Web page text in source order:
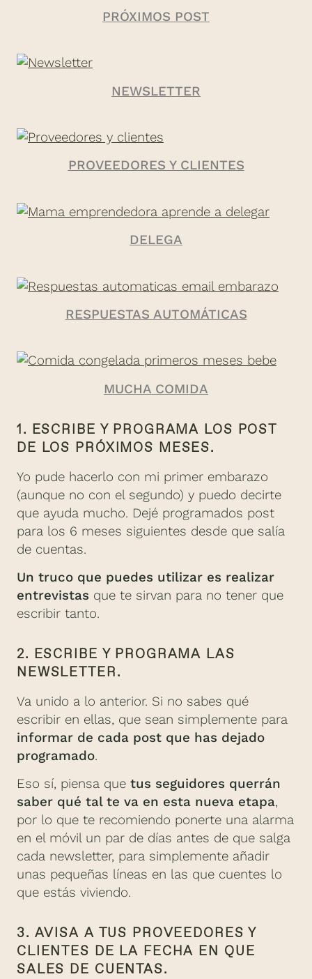
PRÓXIMOS POST
NEWSLETTER
PROVEEDORES Y CLIENTES
DELEGA
RESPUESTAS AUTOMÁTICAS
MUCHA COMIDA
1. ESCRIBE Y PROGRAMA LOS POST
DE LOS PRÓXIMOS MESES.
Yo pude hacerlo con mi primer embarazo
(aunque no con el segundo) y puedo decirte
que ayuda mucho. Dejé programados post
para los 6 meses siguientes desde que salía
de cuentas.
Un truco que puedes utilizar es realizar
entrevistas que te sirvan para no tener que
escribir tanto.
2. ESCRIBE Y PROGRAMA LAS
NEWSLETTER.
Va unido a lo anterior. Si no sabes qué
escribir en ellas, que sean simplemente para
informar de cada post que has dejado
programado.
Eso sí, piensa que tus seguidores querrán
saber qué tal te va en esta nueva etapa,
por lo que te recomiendo ponerte una alarma
en el móvil un par de días antes de que salga
cada newsletter, para simplemente añadir
unas pequeñas líneas en las que cuentes lo
que estás viviendo.
3. AVISA A TUS PROVEEDORES Y
CLIENTES DE LA FECHA EN QUE
SALES DE CUENTAS.